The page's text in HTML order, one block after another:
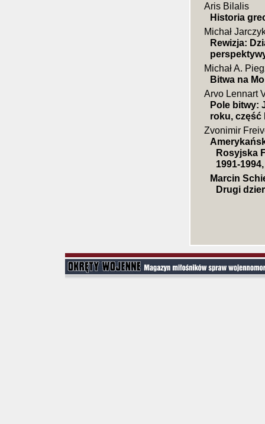
Aris Bilalis
Historia
Michał
Rewizja:
Michał A.
Bitwa na
Arvo Lennart
Pole bitwy:
roku, część
Zvonimir
Rosyjska
1991-
Marcin
Drugi